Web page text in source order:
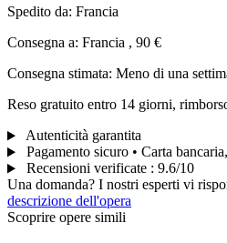
Spedito da: Francia
Consegna a: Francia , 90 €
Consegna stimata: Meno di una
Reso gratuito entro 14 giorni,
Autenticità garantita
Pagamento sicuro • Carta
Recensioni verificate : 9.6/10
Una domanda? I nostri esperti vi
descrizione dell'opera
Scoprire opere simili